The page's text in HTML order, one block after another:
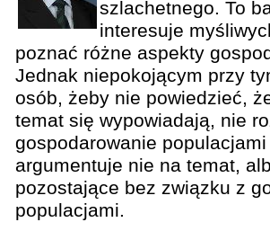
szlachetnego. To
interesuje
poznać różne aspekty
Jednak niepokojącym przy
osób, żeby nie powiedzieć,
temat się wypowiadają, nie
gospodarowanie
argumentuje nie na temat,
pozostające bez związku z
populacjami.